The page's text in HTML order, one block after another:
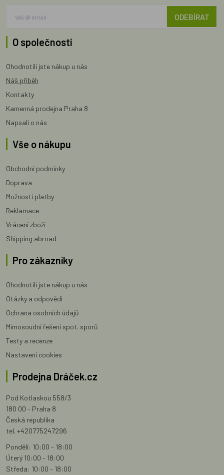
ODEBÍRAT
O společnosti
Ohodnotili jste nákup u nás
Náš příběh
Kontakty
Kamenná prodejna Praha 8
Napsali o nás
Vše o nákupu
Obchodní podmínky
Doprava
Možnosti platby
Reklamace
Vrácení zboží
Shipping abroad
Pro zákazníky
Ohodnotili jste nákup u nás
Otázky a odpovědi
Ochrana osobních údajů
Mimosoudní řešení spot. sporů
Testy a recenze
Nastavení cookies
Prodejna Dráček.cz
Pod Kotlaskou 558/3
180 00 - Praha 8
Česká republika
tel. +420775247296
Pondělí: 10:00 - 18:00
Úterý 10:00 - 18:00
Středa: 10:00 - 18:00